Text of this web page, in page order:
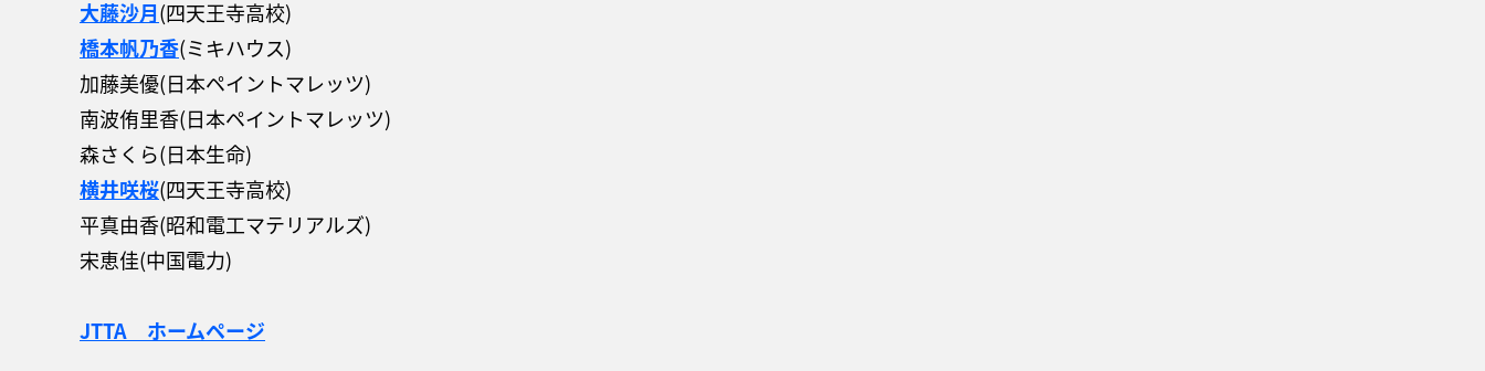
大藤沙月(四天王寺高校)
橋本帆乃香(ミキハウス)
加藤美優(日本ペイントマレッツ)
南波侑里香(日本ペイントマレッツ)
森さくら(日本生命)
横井咲桜(四天王寺高校)
平真由香(昭和電工マテリアルズ)
宋恵佳(中国電力)
JTTA ホームページ